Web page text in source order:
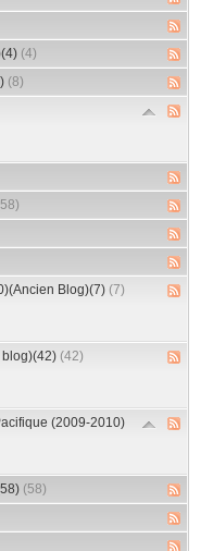
(4)
(8)
Blog)(7) (7)
(42)
(2009-2010)
(58)